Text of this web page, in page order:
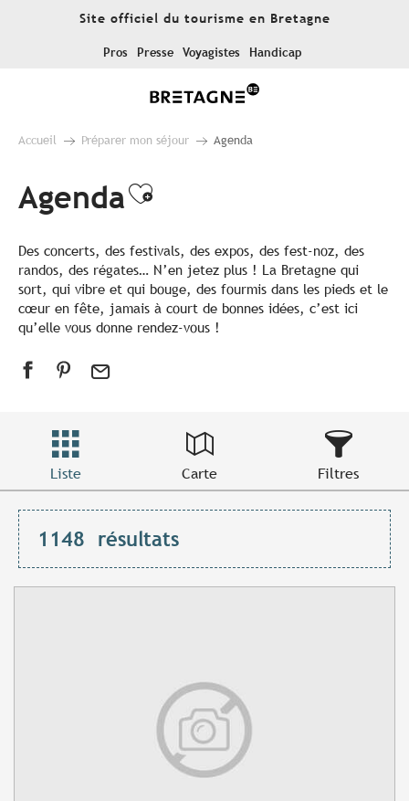
Site officiel du tourisme en Bretagne
Pros Presse Voyagistes Handicap
Accueil Préparer mon séjour Agenda
AgendaAjouter aux favoris
Des concerts, des festivals, des expos, des fest-noz, des
randos, des régates… N’en jetez plus ! La Bretagne qui
sort, qui vibre et qui bouge, des fourmis dans les pieds et le
cœur en fête, jamais à court de bonnes idées, c’est ici
qu’elle vous donne rendez-vous !
Liste Carte Filtres
1148 résultats